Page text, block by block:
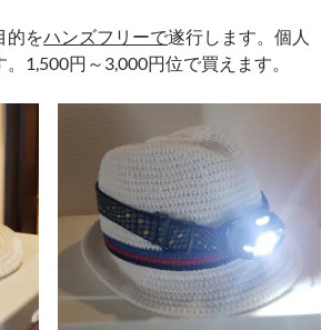
的をハンズフリーで遂行します。個人
1,500円～3,000円位で買えます。